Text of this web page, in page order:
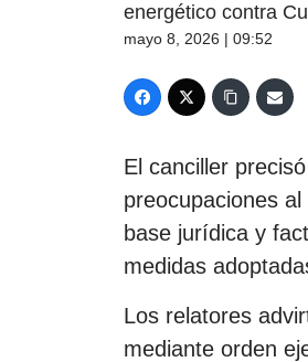
energético contra
mayo 8, 2026 | 09:52
El canciller
preocupaciones
base jurídica y
medidas
Los relatores
mediante orden